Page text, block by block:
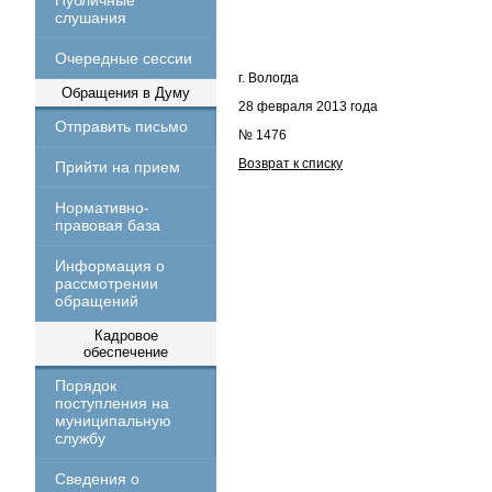
слушания
Очередные сессии
Обращения в Думу
Отправить письмо
Прийти на прием
Нормативно-
правовая база
Информация о
рассмотрении
обращений
Кадровое
обеспечение
Порядок
поступления на
муниципальную
службу
Сведения о
г. Вологда
28 февраля 2013 года
№ 1476
Возврат к списку